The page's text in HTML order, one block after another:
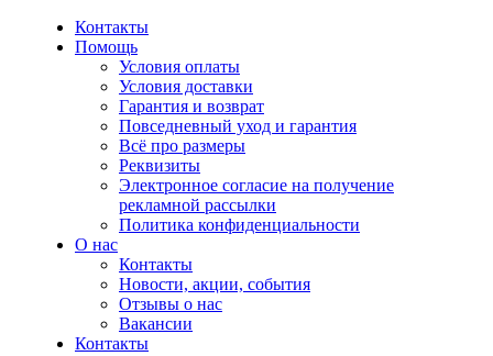
Контакты
Помощь
Условия оплаты
Условия доставки
Гарантия и возврат
Повседневный уход и гарантия
Всё про размеры
Реквизиты
Электронное согласие на получение
рекламной рассылки
Политика конфиденциальности
О нас
Контакты
Новости, акции, события
Отзывы о нас
Вакансии
Контакты